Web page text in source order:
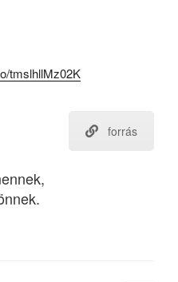
tmslhllMz02K
forrás